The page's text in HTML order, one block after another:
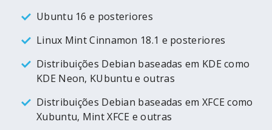
Ubuntu 16 e posteriores
Linux Mint Cinnamon 18.1 e posteriores
Distribuições Debian baseadas em KDE como
KDE Neon, KUbuntu e outras
Distribuições Debian baseadas em XFCE como
Xubuntu, Mint XFCE e outras